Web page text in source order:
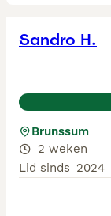
Sandro H.
Brunssum
2 weken
Lid sinds 2024